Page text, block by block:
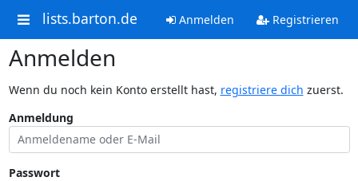
lists.barton.de Anmelden Registrieren
Anmelden
Wenn du noch kein Konto erstellt hast, registriere dich zuerst.
Anmeldung
Passwort